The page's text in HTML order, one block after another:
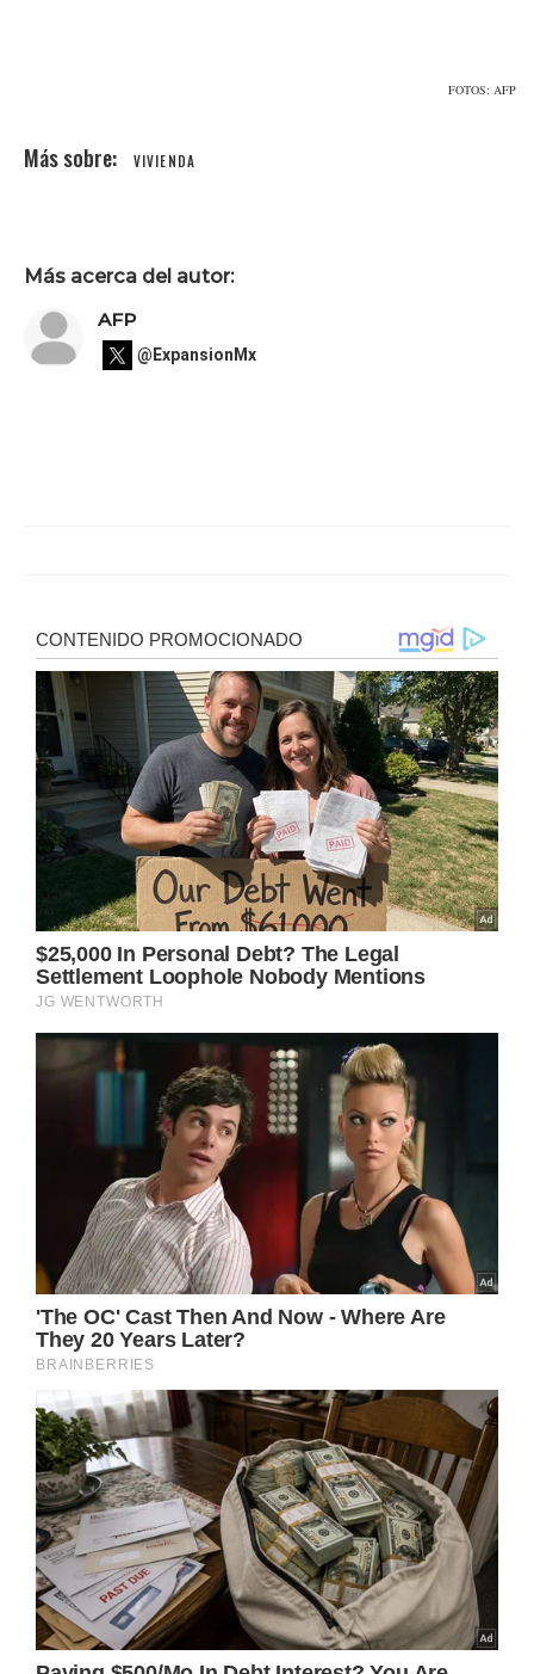
FOTOS: AFP
VIVIENDA
Más acerca del autor:
AFP
@ExpansionMx